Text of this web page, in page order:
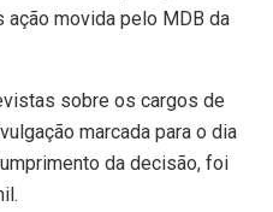
ação movida pelo MDB da
sobre os cargos de
marcada para o dia
da decisão, foi